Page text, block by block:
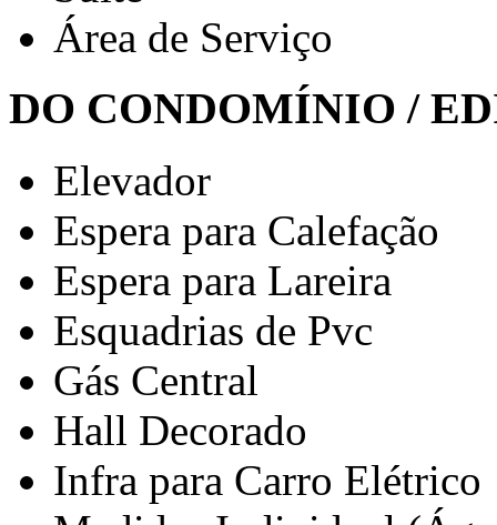
Área de Serviço
DO CONDOMÍNIO /
Elevador
Espera para Calefação
Espera para Lareira
Esquadrias de Pvc
Gás Central
Hall Decorado
Infra para Carro Elétrico